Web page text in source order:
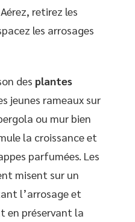
retirez les
les arrosages
des plantes
jeunes rameaux sur
ou mur bien
la croissance et
parfumées. Les
misent sur un
l’arrosage et
en préservant la